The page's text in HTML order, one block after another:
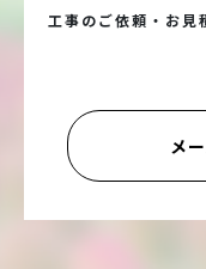
工事のご依頼・お見
メ